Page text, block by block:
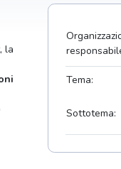
la
Tema:
Sottotema: